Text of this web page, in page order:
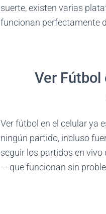
suerte, existen varias
funcionan perfectamente
Ver Fútbol
Ver fútbol en el celular ya
ningún partido, incluso
seguir los partidos en
— que funcionan sin